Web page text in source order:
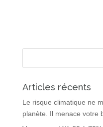
Articles récents
Le risque climatique ne
planète. Il menace votre